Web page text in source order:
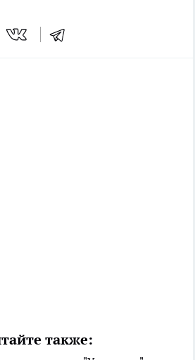
также: